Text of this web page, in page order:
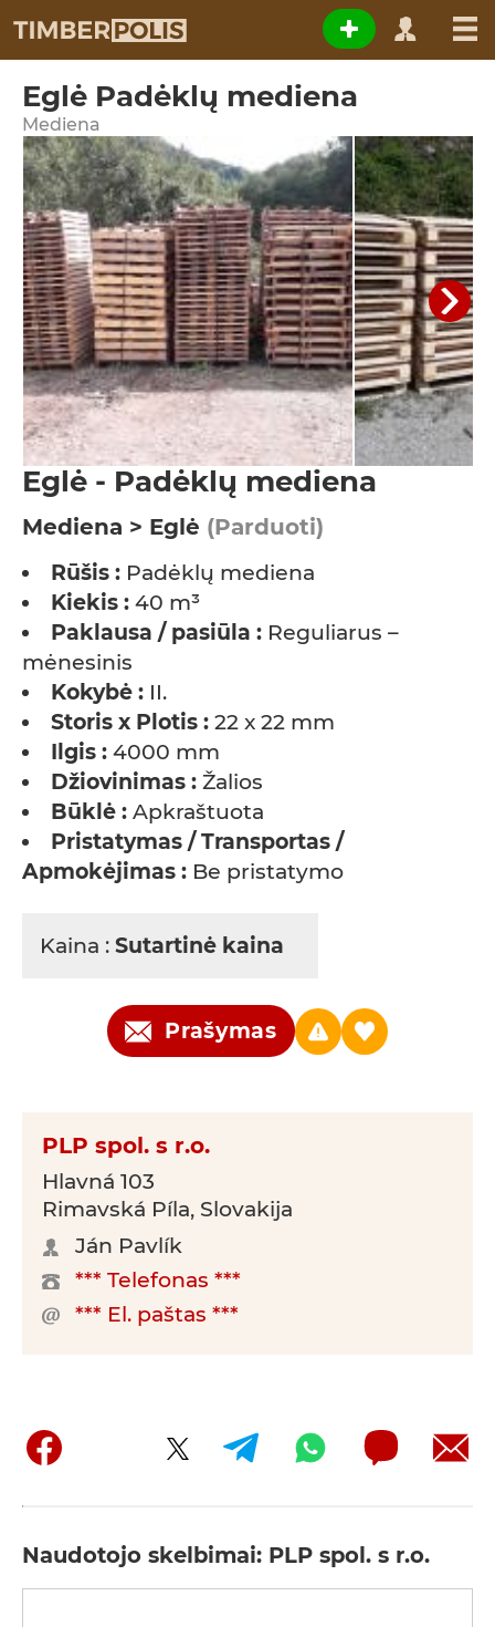
Eglė Padėklų mediena
Mediena
Eglė - Padėklų mediena
Mediena > Eglė (Parduoti)
Rūšis : Padėklų mediena
Kiekis : 40 m³
Paklausa / pasiūla : Reguliarus –
mėnesinis
Kokybė : II.
Storis x Plotis : 22 x 22 mm
Ilgis : 4000 mm
Džiovinimas : Žalios
Būklė : Apkraštuota
Pristatymas / Transportas /
Apmokėjimas : Be pristatymo
Kaina : Sutartinė kaina
Prašymas
PLP spol. s r.o.
Hlavná 103
Rimavská Píla, Slovakija
Ján Pavlík
*** Telefonas ***
*** El. paštas ***
Naudotojo skelbimai: PLP spol. s r.o.